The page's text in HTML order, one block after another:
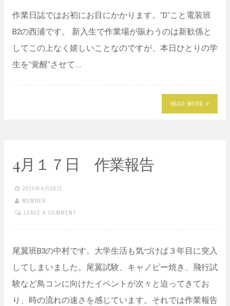
作業日誌ではお初にお目にかかります。”D”こと電装班
B2の西浦です。 新入生で作業場が賑わうのは新歓係と
してこの上なく嬉しいことなのですが、本日ひとりの学
生を”覚醒”させて…
READ MORE
4月１７日 作業報告
2023年4月26日
MEMBER
LEAVE A COMMENT
尾翼班B3の中村です。大学生活も気づけば３年目に突入
してしまいました。尾翼試験、キャノピー焼き、飛行試
験など鳥コンに向けたイベントが次々と迫ってきてお
り、時の流れの速さを感じています。それでは作業報告